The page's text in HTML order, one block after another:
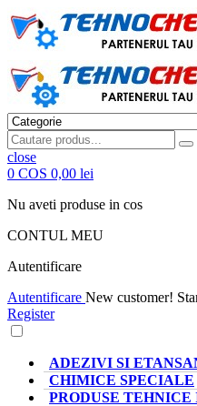
close
0 COS 0,00 lei
Nu aveti produse in cos
CONTUL MEU
Autentificare
Autentificare New customer!
Register
ADEZIVI SI
CHIMICE SPECIALE
PRODUSE